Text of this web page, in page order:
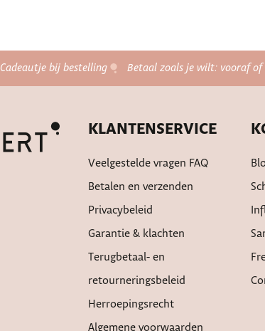
Cadeautje bij bestelling Betaal zoals je wilt: vooraf of
KLANTENSERVICE
Veelgestelde vragen FAQ
Betalen en verzenden
Privacybeleid
Garantie & klachten
Terugbetaal- en
retourneringsbeleid
Herroepingsrecht
Algemene voorwaarden